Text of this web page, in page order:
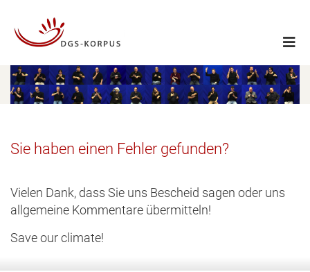
Sie haben einen Fehler gefunden?
Vielen Dank, dass Sie uns Bescheid sagen oder uns
allgemeine Kommentare übermitteln!
Save our climate!